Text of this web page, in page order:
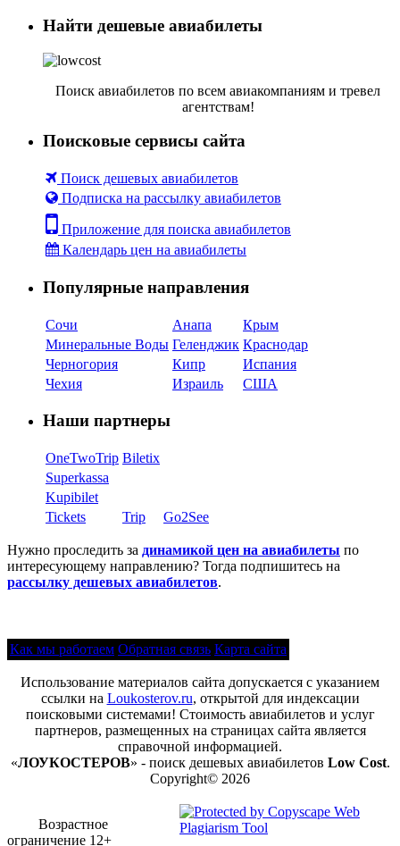
Найти дешевые авиабилеты
Поиск авиабилетов по всем авиакомпаниям и тревел
агентствам!
Поисковые сервисы сайта
Поиск дешевых авиабилетов
Подписка на рассылку авиабилетов
Приложение для поиска авиабилетов
Календарь цен на авиабилеты
Популярные направления
Сочи Анапа
Крым
Минеральные Воды Геленджик Краснодар
Черногория
Кипр
Испания
Чехия
Израиль США
Наши партнеры
OneTwoTrip Biletix
Superkassa
Kupibilet
Tickets
Trip Go2See
Нужно проследить за динамикой цен на авиабилеты по
интересующему направлению? Тогда подпишитесь на
рассылку дешевых авиабилетов.
Как мы работаем Обратная связь Карта сайта
Использование материалов сайта допускается с указанием
ссылки на Loukosterov.ru, открытой для индексации
поисковыми системами! Стоимость авиабилетов и услуг
партнеров, размещенных на страницах сайта является
справочной информацией.
«ЛОУКОСТЕРОВ» - поиск дешевых авиабилетов Low Cost.
Copyright© 2026
Возрастное
ограничение 12+